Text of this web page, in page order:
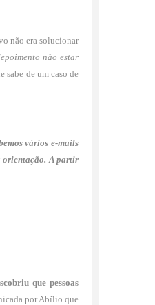
não era solucionar
não estar
sabe de um caso de
vários e-mails
orientação. A partir
que pessoas
por Abílio que